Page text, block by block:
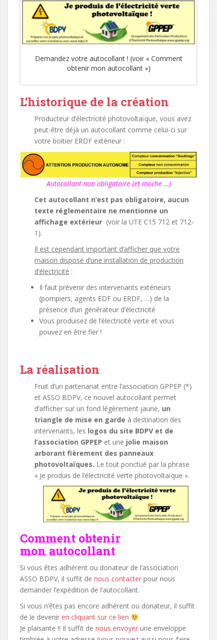
Demandez votre autocollant ! (voir « Comment
obtenir mon autocollant »)
L’historique de la création
Producteur d’électricité photovoltaïque, vous avez
peut-être déjà un autocollant comme celui-ci sur
votre boitier ERDF extérieur :
Autocollant non obligatoire (et moche …)
Cet autocollant n’est pas obligatoire, aucun
texte réglementaire ne mentionne un
affichage extérieur (voir la UTE C15 712 et 712-
1).
Il est cependant important d’afficher que votre
maison dispose d’une installation de production
d’électricité :
Il faut prévenir des intervenants extérieurs
(pompiers, agents EDF ou ERDF, …) de la
présence d’un générateur d’électricité
Vous produisez de l’électricité verte et vous
pouvez en être fier !
La réalisation
Fruit d’un partenariat entre l’association GPPEP (*)
et ASSO BDPV, ce nouvel autocollant permet
d’afficher sur un fond légèrement jaune, un
triangle de mise en garde à destination des
intervenants, les logos du site BDPV et de
l’association GPPEP et une jolie maison
arborant fièrement des panneaux
photovoltaïques. Le tout ponctué par la phrase
« Je produis de l’électricité verte photovoltaïque ».
Comment obtenir
mon autocollant
Si vous êtes adhérent ou donateur de l’association
ASSO BDPV, il suffit de nous contacter pour nous
demander l’expédition de l’autocollant.
Si vous n’êtes pas encore adhérent ou donateur, il suffit
de le devenir en cliquant sur ce lien
Je plaisante !! Il suffit de nous envoyer une enveloppe